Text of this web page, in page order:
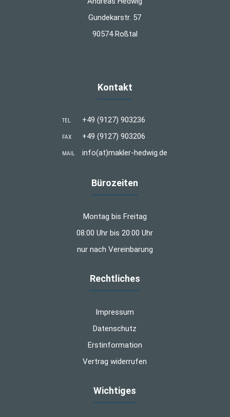
Gundekarstr. 57
90574 Roßtal
Kontakt
TEL +49 (9127) 903236
FAX +49 (9127) 903206
MAIL info(at)makler-hedwig.de
Bürozeiten
Montag bis Freitag
08:00 Uhr bis 20:00 Uhr
nur nach Vereinbarung
Rechtliches
Impressum
Datenschutz
Erstinformation
Vertrag widerrufen
Wichtiges